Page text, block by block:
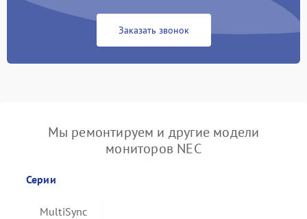
Заказать звонок
Мы ремонтируем и другие модели
мониторов NEC
Серии
MultiSync